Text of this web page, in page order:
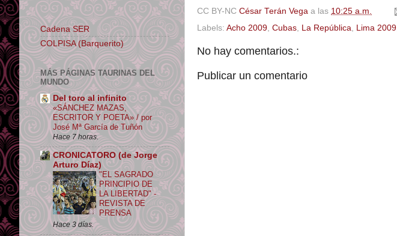
CC BY-NC César Terán Vega a las 10:25 a.m.
Labels: Acho 2009 Cubas La República Lima 2009
No hay comentarios.:
Publicar un comentario
Cadena SER
COLPISA (Barquerito)
MÁS PÁGINAS TAURINAS DEL
MUNDO
Del toro al infinito
«SÁNCHEZ MAZAS,
ESCRITOR Y POETA» / por
José Mª García de Tuñón
Hace 7 horas.
CRONICATORO (de Jorge
Arturo Díaz)
"EL SAGRADO
PRINCIPIO DE
LA LIBERTAD" -
REVISTA DE
PRENSA
Hace 3 días.